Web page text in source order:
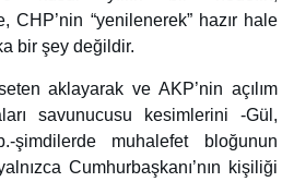
CHP’nin “yenilenerek” hazır hale
bir şey değildir.
aklayarak ve AKP’nin açılım
savunucusu kesimlerini -Gül,
şimdilerde muhalefet bloğunun
Cumhurbaşkanı’nın kişiliği